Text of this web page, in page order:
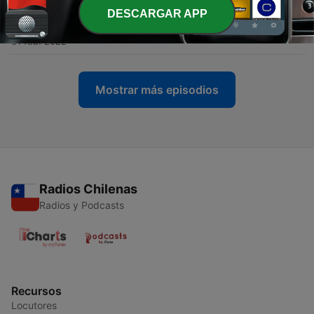
27 - Auditorio Principal
01 feb. 2022
Mostrar más episodios
Radios Chilenas
Radios y Podcasts
Recursos
Locutores
DESCARGAR APP